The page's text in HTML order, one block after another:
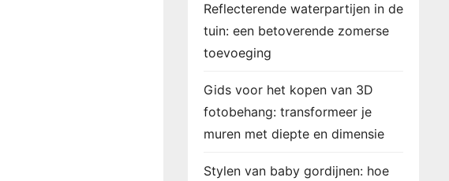
Reflecterende waterpartijen in de
tuin: een betoverende zomerse
toevoeging
Gids voor het kopen van 3D
fotobehang: transformeer je
muren met diepte en dimensie
Stylen van baby gordijnen: hoe